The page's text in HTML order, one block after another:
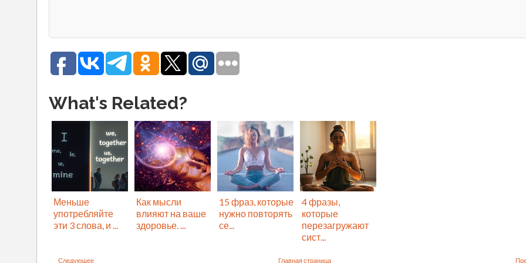
What's Related?
Меньше
употребляйте
эти 3 слова, и ...
Как мысли
влияют на ваше
здоровье. ...
15 фраз, которые
нужно повторять
се...
4 фразы,
которые
перезагружают
сист...
Следующее Главная страница